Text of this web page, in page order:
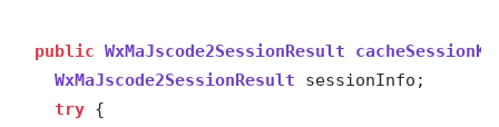
public WxMaJscode2SessionResult
WxMaJscode2SessionResult sessionInfo;
try {